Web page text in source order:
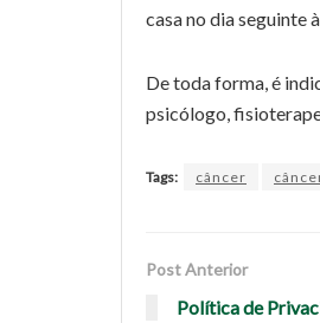
casa no dia seguinte
De toda forma, é
psicólogo,
Tags: câncer
Post Anterior
Política de